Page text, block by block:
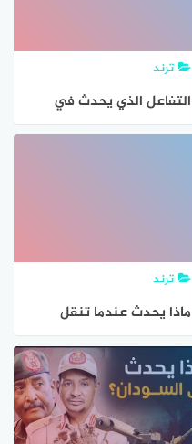
ترند
التفاعل الذي يحدث في
جسم الكائن الحي لتزويده
ترند
ماذا يحدث عندما تنقل
الجزيئات المتصادمه الطاقه؟